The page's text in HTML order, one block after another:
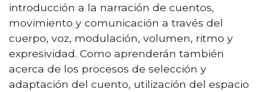
introducción a la narración de cuentos,
movimiento y comunicación a través del
cuerpo, voz, modulación, volumen, ritmo y
expresividad. Como aprenderán también
acerca de los procesos de selección y
adaptación del cuento, utilización del espacio